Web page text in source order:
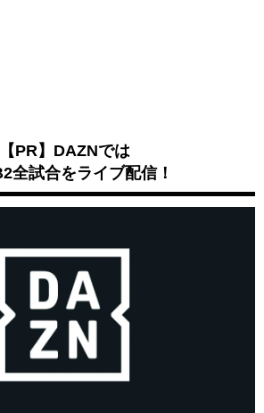
【PR】DAZNでは
全試合をライブ配信！